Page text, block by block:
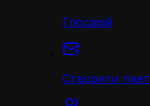
Глосарій
Створити тікет